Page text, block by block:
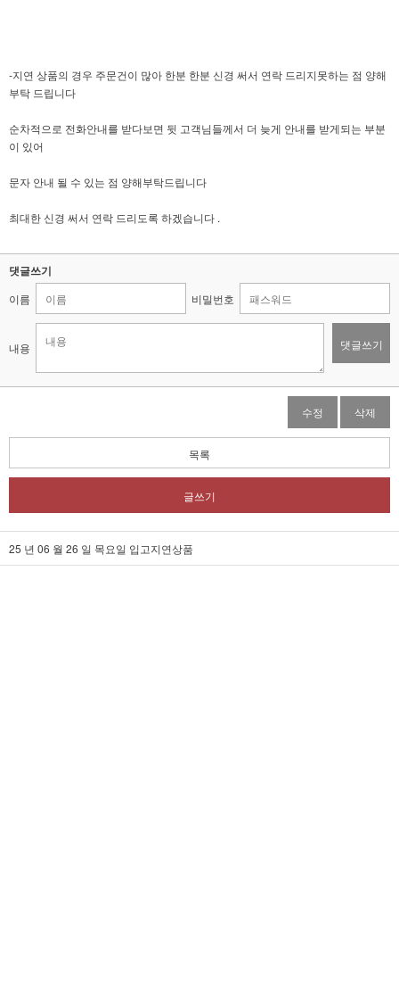
-지연 상품의 경우 주문건이 많아 한분 한분 신경 써서 연락 드리지못하는 점 양해
부탁 드립니다
순차적으로 전화안내를 받다보면 뒷 고객님들께서 더 늦게 안내를 받게되는 부분
이 있어
문자 안내 될 수 있는 점 양해부탁드립니다
최대한 신경 써서 연락 드리도록 하겠습니다 .
댓글쓰기
이름 비밀번호
내용 댓글쓰기
수정 삭제
목록
글쓰기
25 년 06 월 26 일 목요일 입고지연상품